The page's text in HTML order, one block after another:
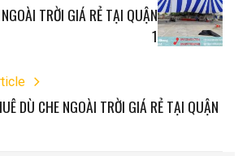
TRỜI GIÁ RẺ TẠI QUẬN
1
DÙ CHE NGOÀI TRỜI GIÁ RẺ TẠI QUẬN